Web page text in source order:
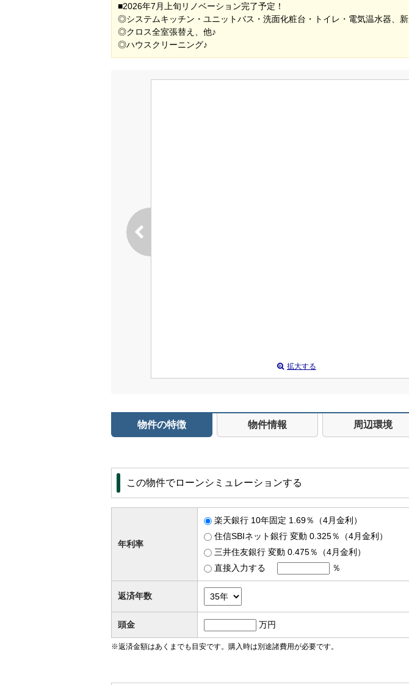
■2026年7月上旬リノベーション完了予定！
◎システムキッチン・ユニットバス・洗面化粧台・トイレ・電気温水器、
◎クロス全室張替え、他♪
◎ハウスクリーニング♪
拡大する
物件の特徴 物件情報 周辺環境
この物件でローンシミュレーションする
年利率
楽天銀行 10年固定 1.69％（4月金利）
住信SBIネット銀行 変動 0.325％（4月金利）
三井住友銀行 変動 0.475％（4月金利）
直接入力する
％
返済年数
頭金
万円
※返済金額はあくまでも目安です。購入時は別途諸費用が必要です。